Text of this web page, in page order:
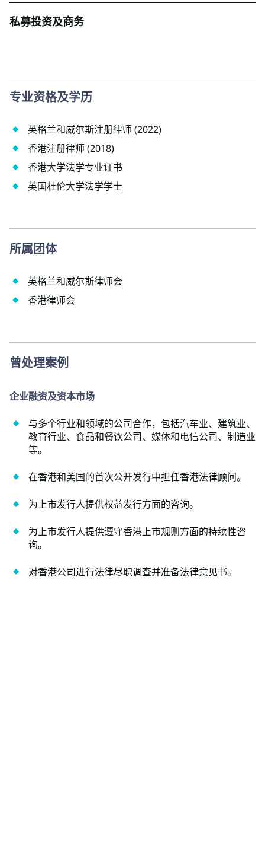
私募投资及商务
专业资格及学历
英格兰和威尔斯注册律师 (2022)
香港注册律师 (2018)
香港大学法学专业证书
英国杜伦大学法学学士
所属团体
英格兰和威尔斯律师会
香港律师会
曾处理案例
企业融资及资本市场
与多个行业和领域的公司合作，包括汽车业、建筑业、
教育行业、食品和餐饮公司、媒体和电信公司、制造业
等。
在香港和美国的首次公开发行中担任香港法律顾问。
为上市发行人提供权益发行方面的咨询。
为上市发行人提供遵守香港上市规则方面的持续性咨
询。
对香港公司进行法律尽职调查并准备法律意见书。